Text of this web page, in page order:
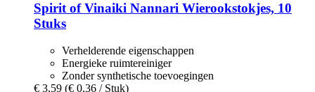
Spirit of Vinaiki Nannari Wierookstokjes, 10
Stuks
Verhelderende eigenschappen
Energieke ruimtereiniger
Zonder synthetische toevoegingen
€ 3,59 (€ 0,36 / Stuk)